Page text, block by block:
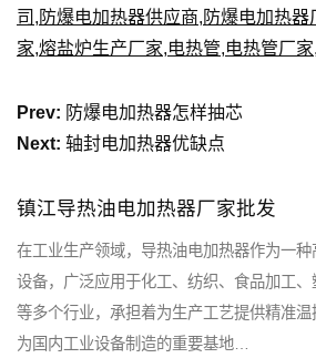
司 , 防爆电加热器供应商, 防爆电加热器
家,熔盐炉生产厂家,电热管,电热管厂家,
Prev: 防爆电加热器怎样抽芯
Next: 轴封电加热器优缺点
镇江导热油电加热器厂家批发
在工业生产领域，导热油电加热器作为一
设备，广泛应用于化工、纺织、食品加工
等多个行业，承担着为生产工艺提供精准
为国内工业设备制造的重要基地…